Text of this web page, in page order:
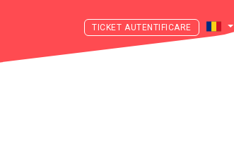
AUTENTIFICARE